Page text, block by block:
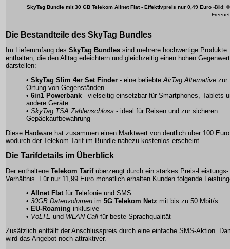
SkyTag Bundle mit 30 GB Telekom Allnet Flat - Effektivpreis nur 0,49 Euro -Bild: ©
Freenet
Die Bestandteile des SkyTag Bundles
Im Lieferumfang des SkyTag Bundles sind mehrere hochwertige Produkte
enthalten, die den Alltag erleichtern und gleichzeitig einen hohen Gegenwert
darstellen:
• SkyTag Slim 4er Set Finder - eine beliebte AirTag Alternative zur
Ortung von Gegenständen
• 6in1 Powerbank - vielseitig einsetzbar für Smartphones, Tablets
andere Geräte
• SkyTag TSA Zahlenschloss - ideal für Reisen und zur sicheren
Gepäckaufbewahrung
Diese Hardware hat zusammen einen Marktwert von deutlich über 100
wodurch der Telekom Tarif im Bundle nahezu kostenlos erscheint.
Die Tarifdetails im Überblick
Der enthaltene Telekom Tarifüberzeugt durch ein starkes Preis-Leistungs-
Verhältnis. Für nur 11,99 Euro monatlich erhalten Kunden folgende
• Allnet Flat für Telefonie und SMS
• 30GB Datenvolumen im 5G Telekom Netz mit bis zu 50 Mbit/s
• EU-Roaming inklusive
• VoLTE und WLAN Call für beste Sprachqualität
Zusätzlich entfällt der Anschlusspreis durch eine einfache SMS-Aktion.
wird das Angebot noch attraktiver.